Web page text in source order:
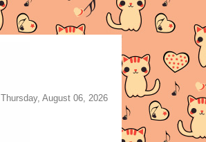
Thursday, August 06, 2026